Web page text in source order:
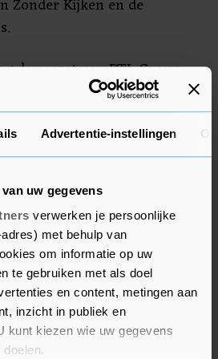
Advertentie-instellingen
uw gegevens
verwerken je persoonlijke
met behulp van
om informatie op uw
te gebruiken met als doel
en content, metingen aan
inzicht in publiek en
kunt kiezen wie uw gegevens
Zonder Kijken en de
de omzet van RTL Group
miljard euro. Daarop
winst van 304 miljoen euro,
de 929 miljoen euro een
de verkoop van
veel op. Zonder die
het bedrijf een winst
en afschrijvingen van
procent meer dan een jaar
met fusies in Frankrijk en
zeggen om sterk te staan